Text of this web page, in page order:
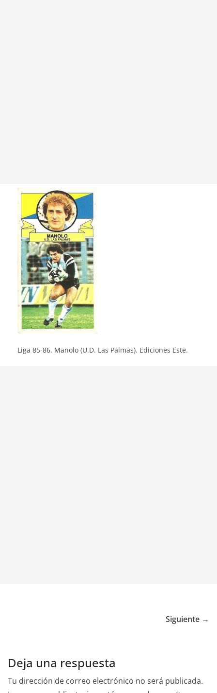
Liga 85-86. Manolo (U.D. Las Palmas). Ediciones Este.
Siguiente →
Deja una respuesta
Tu dirección de correo electrónico no será publicada.